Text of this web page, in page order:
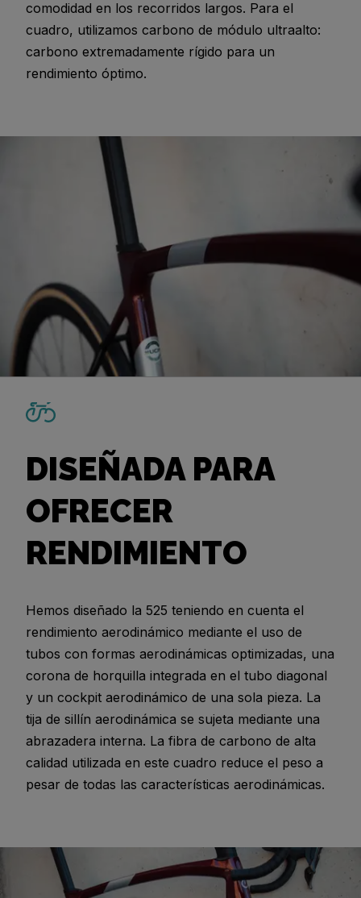
comodidad en los recorridos largos. Para el
cuadro, utilizamos carbono de módulo ultraalto:
carbono extremadamente rígido para un
rendimiento óptimo.
DISEÑADA PARA
OFRECER
RENDIMIENTO
Hemos diseñado la 525 teniendo en cuenta el
rendimiento aerodinámico mediante el uso de
tubos con formas aerodinámicas optimizadas, una
corona de horquilla integrada en el tubo diagonal
y un cockpit aerodinámico de una sola pieza. La
tija de sillín aerodinámica se sujeta mediante una
abrazadera interna. La fibra de carbono de alta
calidad utilizada en este cuadro reduce el peso a
pesar de todas las características aerodinámicas.